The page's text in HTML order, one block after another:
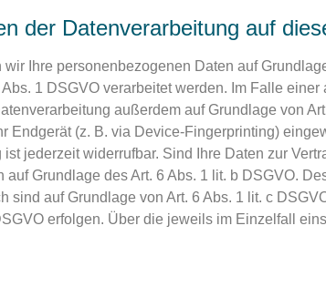
der Datenverarbeitung auf
Ihre personenbezogenen Daten auf
1 DSGVO verarbeitet werden. Im Falle
außerdem auf Grundlage von
Endgerät (z. B. via Device-Fingerprinting)
jederzeit widerrufbar. Sind Ihre Daten zur
Grundlage des Art. 6 Abs. 1 lit. b DSGVO.
auf Grundlage von Art. 6 Abs. 1 lit. c
erfolgen. Über die jeweils im Einzelfall